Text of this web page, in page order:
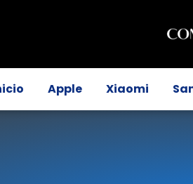
Apple Xiaomi